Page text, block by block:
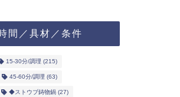
間／具材／条件
15-30分/調理 (215)
45-60分/調理 (63)
◆ストウブ鋳物鍋(27)